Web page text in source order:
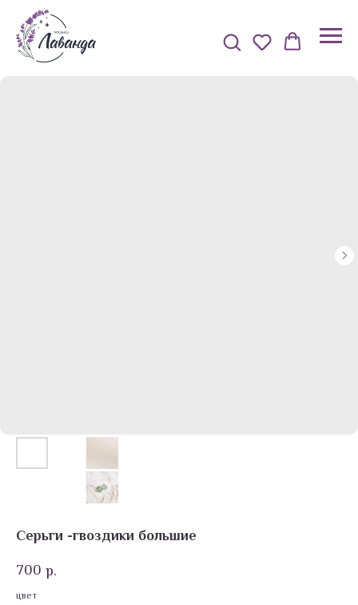
Серьги -гвоздики большие
700 р.
цвет